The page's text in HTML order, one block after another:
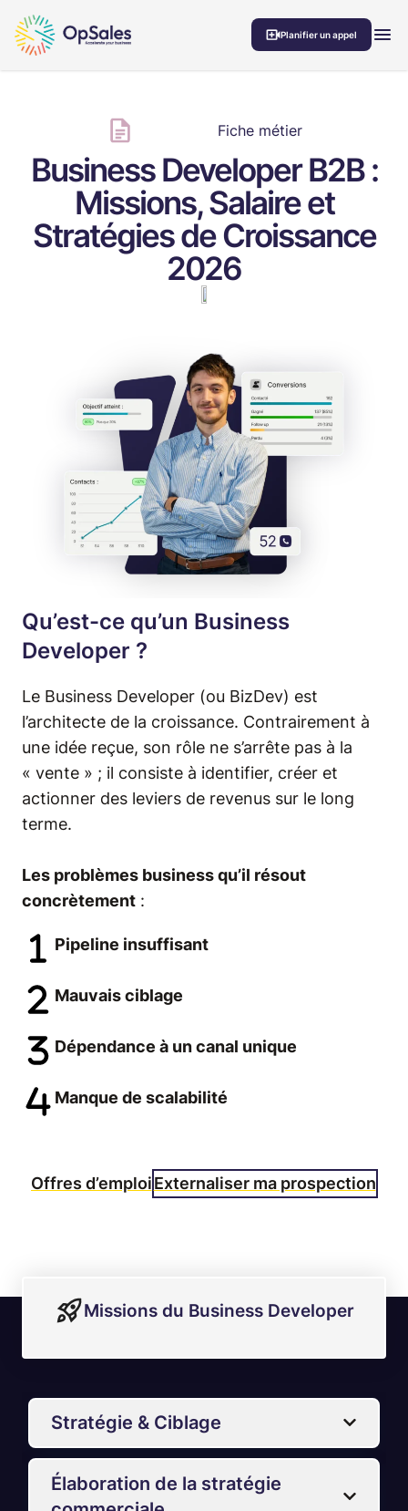
Aller au contenu
Planifier un appel
Fiche métier
Business Developer B2B :
Missions, Salaire et
Stratégies de Croissance
2026
Qu’est-ce qu’un Business
Developer ?
Le Business Developer (ou BizDev) est
l’architecte de la croissance. Contrairement à
une idée reçue, son rôle ne s’arrête pas à la
« vente » ; il consiste à identifier, créer et
actionner des leviers de revenus sur le long
terme.
Les problèmes business qu’il résout
concrètement :
Pipeline insuffisant
Mauvais ciblage
Dépendance à un canal unique
Manque de scalabilité
Offres d’emploiExternaliser ma prospection
Missions du Business Developer
Stratégie & Ciblage
Élaboration de la stratégie